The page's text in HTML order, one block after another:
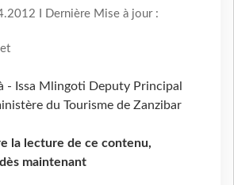
I Dernière Mise à jour :
la lecture de ce contenu,
maintenant